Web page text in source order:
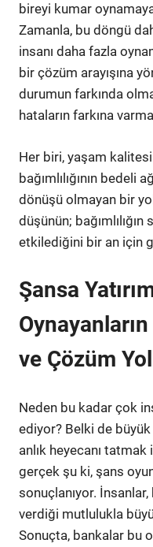
bireyi kumar
Zamanla, bu döngü
insanı daha fazla
bir çözüm arayışına
durumun farkında
hataların farkına
Her biri, yaşam
bağımlılığının bedeli
dönüşü olmayan bir
düşünün;
etkilediğini bir an için
Şansa
ve Çözüm
Neden bu kadar çok
ediyor? Belki de
anlık heyecanı
gerçek şu ki, şans
sonuçlanıyor.
verdiği mutlulukla
Sonuçta, bankalar bu